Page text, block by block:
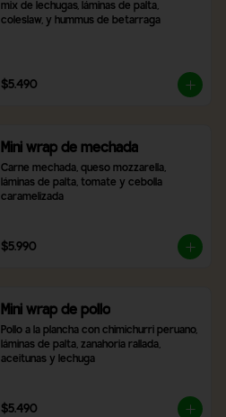
mix de lechugas, láminas de palta,
coleslaw, y hummus de betarraga
$5.490
Mini wrap de mechada
Carne mechada, queso mozzarella,
láminas de palta, tomate y cebolla
caramelizada
$5.990
Mini wrap de pollo
Pollo a la plancha con chimichurri peruano,
láminas de palta, zanahoria rallada,
aceitunas y lechuga
$5.490